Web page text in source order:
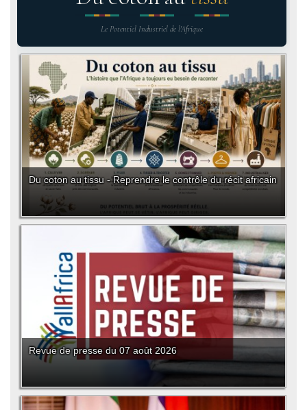
Le Potentiel Industriel de l'Afrique
Du coton au tissu - Reprendre le contrôle du récit africain
Revue de presse du 07 août 2026